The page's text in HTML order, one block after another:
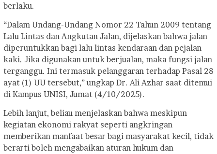
berlaku.
“Dalam Undang-Undang Nomor 22 Tahun 2009 tentang
Lalu Lintas dan Angkutan Jalan, dijelaskan bahwa jalan
diperuntukkan bagi lalu lintas kendaraan dan pejalan
kaki. Jika digunakan untuk berjualan, maka fungsi jalan
terganggu. Ini termasuk pelanggaran terhadap Pasal 28
ayat (1) UU tersebut,” ungkap Dr. Ali Azhar saat ditemui
di Kampus UNISI, Jumat (4/10/2025).
Lebih lanjut, beliau menjelaskan bahwa meskipun
kegiatan ekonomi rakyat seperti angkringan
memberikan manfaat besar bagi masyarakat kecil, tidak
berarti boleh mengabaikan aturan hukum dan